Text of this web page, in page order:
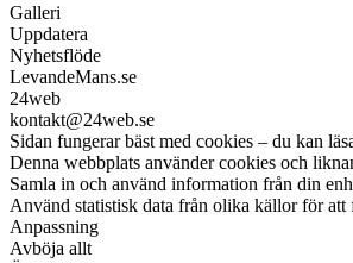
Galleri
Uppdatera
Nyhetsflöde
LevandeMans.se
24web
kontakt@24web.se
Sidan fungerar bäst med cookies – du kan
Denna webbplats använder cookies och
Samla in och använd information från din
Använd statistisk data från olika källor för att
Anpassning
Avböja allt